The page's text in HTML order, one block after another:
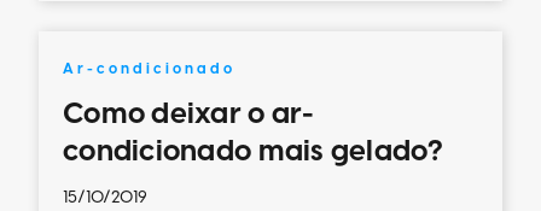
Ar-condicionado
Como deixar o ar-
condicionado mais gelado?
15/10/2019